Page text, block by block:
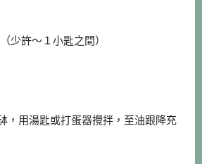
許～１小匙之間）
，用湯匙或打蛋器攪拌，至油跟降充